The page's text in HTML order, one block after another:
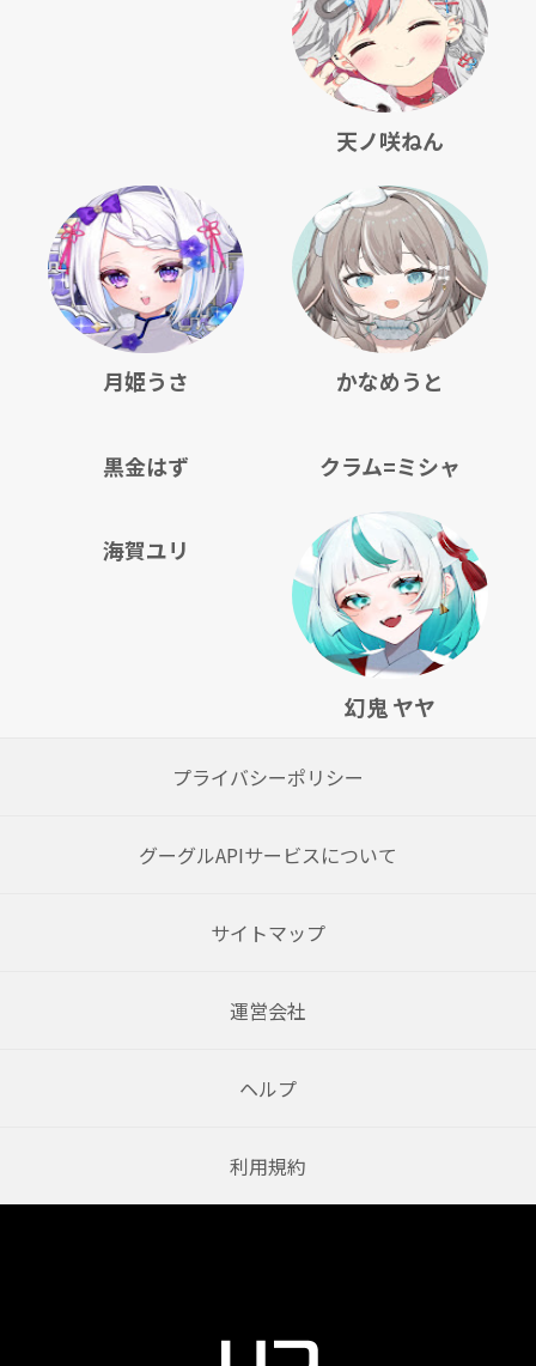
天ノ咲ねん
月姫うさ かなめうと
黒金はず クラム=ミシャ
海賀ユリ
幻鬼 ヤヤ
プライバシーポリシー
グーグルAPIサービスについて
サイトマップ
運営会社
ヘルプ
利用規約